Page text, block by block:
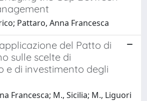
Pattaro, Anna Francesca
del Patto di
sulle scelte di
e di investimento degli
Francesca; M., Sicilia; M., Liguori